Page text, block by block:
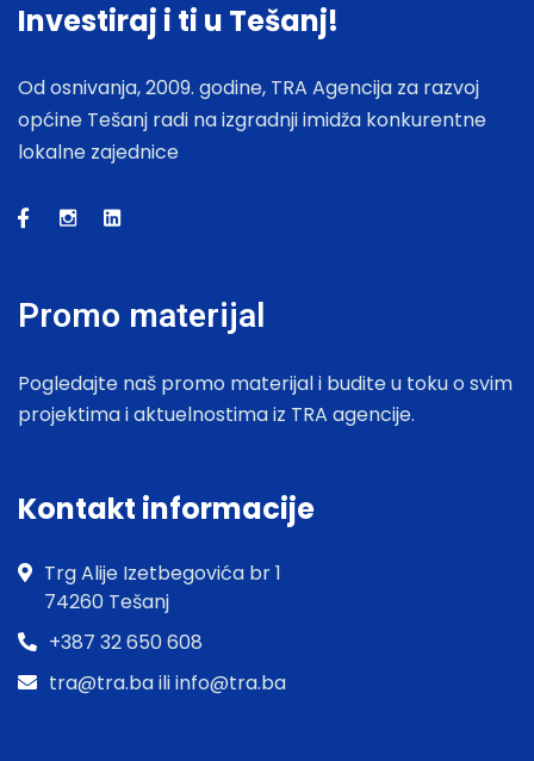
Investiraj i ti u Tešanj!
Od osnivanja, 2009. godine, TRA Agencija za razvoj
općine Tešanj radi na izgradnji imidža konkurentne
lokalne zajednice
Promo materijal
Pogledajte naš promo materijal i budite u toku o svim
projektima i aktuelnostima iz TRA agencije.
Kontakt informacije
Trg Alije Izetbegovića br 1
74260 Tešanj
+387 32 650 608
tra@tra.ba ili info@tra.ba